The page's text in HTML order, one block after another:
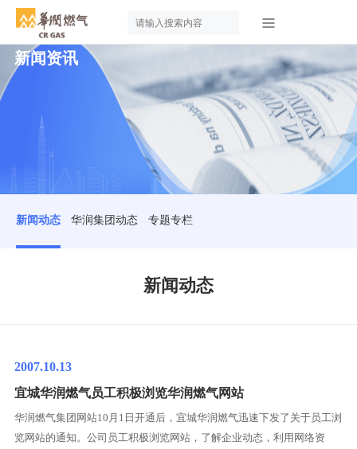
新闻资讯
新闻动态 华润集团动态 专题专栏
新闻动态
2007.10.13
宜城华润燃气员工积极浏览华润燃气网站
华润燃气集团网站10月1日开通后，宜城华润燃气迅速下发了关于员工浏
览网站的通知。公司员工积极浏览网站，了解企业动态，利用网络资